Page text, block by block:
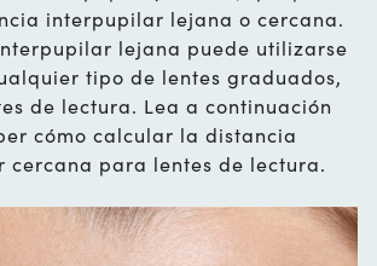
interpupilar lejana o cercana.
lejana puede utilizarse
tipo de lentes graduados,
de lectura. Lea a continuación
cómo calcular la distancia
cercana para lentes de lectura.